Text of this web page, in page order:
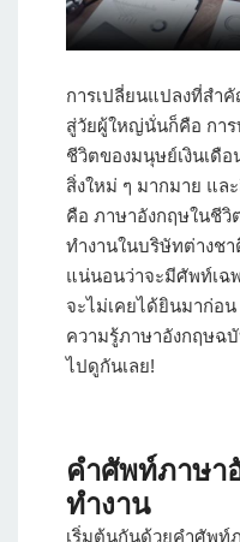
การเปลี่ยนแปลงที่สำ
สู่วัยผู้ใหญ่นั่นก็คือ กา
ชีวิตของมนุษย์เงินเดือ
สิ่งใหม่ ๆ มากมาย แล
คือ ภาษาอังกฤษในชีวิ
ทำงานในบริษัทต่างชา
แน่นอนว่าจะมีศัพท์เฉ
จะไม่เคยได้ยินมาก่อ
ความรู้ภาษาอังกฤษฉ
ไปดูกันเลย!
คำศัพท์ภาษา
ทำงาน
เริ่มต้นกันด้วยคําศัพท์